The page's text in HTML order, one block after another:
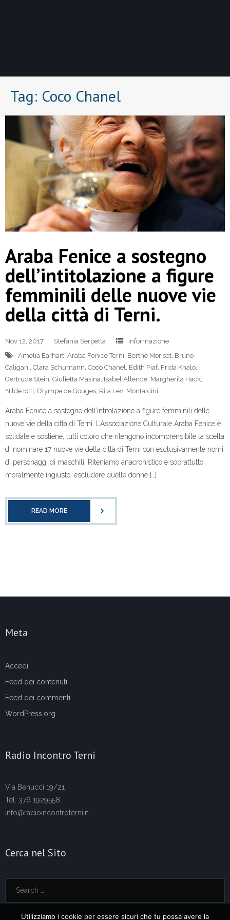
Tag: Coco Chanel
Araba Fenice a sostegno
dell’intitolazione a figure
femminili delle nuove vie
della città di Terni.
Nov 12, 2017 Stefania Serpetta
Informazione
Amelia Earhart Araba Fenice Terni Berthe Morisot Bruno
Caligani Clara Schumann Coco Chanel Edith Piaf, Frida Khalo
Gertrude Stein Giulietta Masina Isabel Allende Margherita Hack
Nilde Iotti Olympe de Gouges Rita Levi Montalcini
Araba Fenice a sostegno dell’intitolazione a figure femminili delle
nuove vie della città di Terni. L’Associazione Culturale Araba Fenice è
solidale e sostiene, tutti coloro che ritengono incomprensibile la scelta
di nominare 17 nuove vie della città di Terni con esclusivamente nomi
di personaggi di maschili. Riteniamo anacronistico e soprattutto
moralmente ingiusto, escludere quelle donne […]
READ MORE
Meta
Accedi
Feed dei contenuti
Feed dei commenti
WordPress.org
Radio Incontro Terni
Via Benucci 19/21
Tel. 376 1929558
info@radioincontroterni.it
Cerca nel Sito
Utilizziamo i cookie per essere sicuri che tu possa avere la